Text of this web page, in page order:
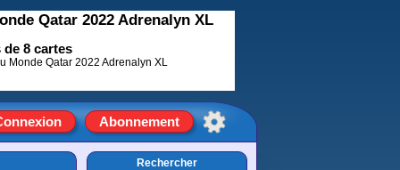
Abonnement
Rechercher
Qatar 2022 Adrenalyn XL
8 cartes